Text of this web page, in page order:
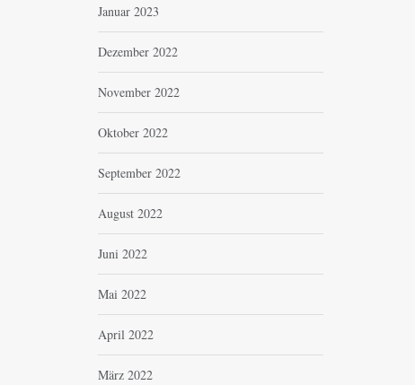
Januar 2023
Dezember 2022
November 2022
Oktober 2022
September 2022
August 2022
Juni 2022
Mai 2022
April 2022
März 2022